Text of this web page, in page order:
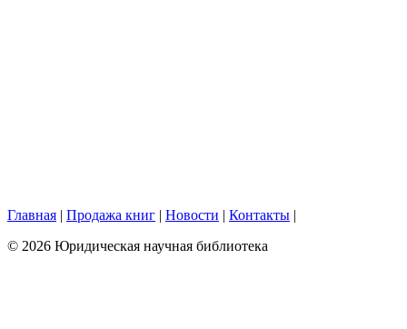
Главная | Продажа книг | Новости | Контакты |
© 2026 Юридическая научная библиотека